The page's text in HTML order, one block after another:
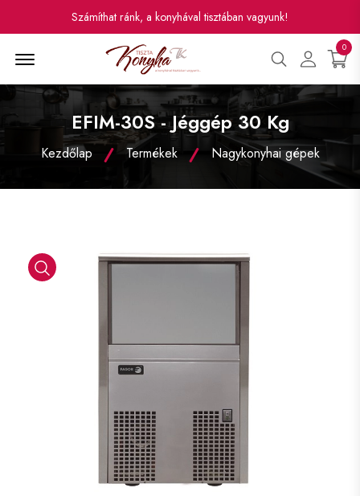
Számíthat ránk, a konyhával tisztában vagyunk!
0
EFIM-30S - Jéggép 30 Kg
Kezdőlap Termékek Nagykonyhai gépek